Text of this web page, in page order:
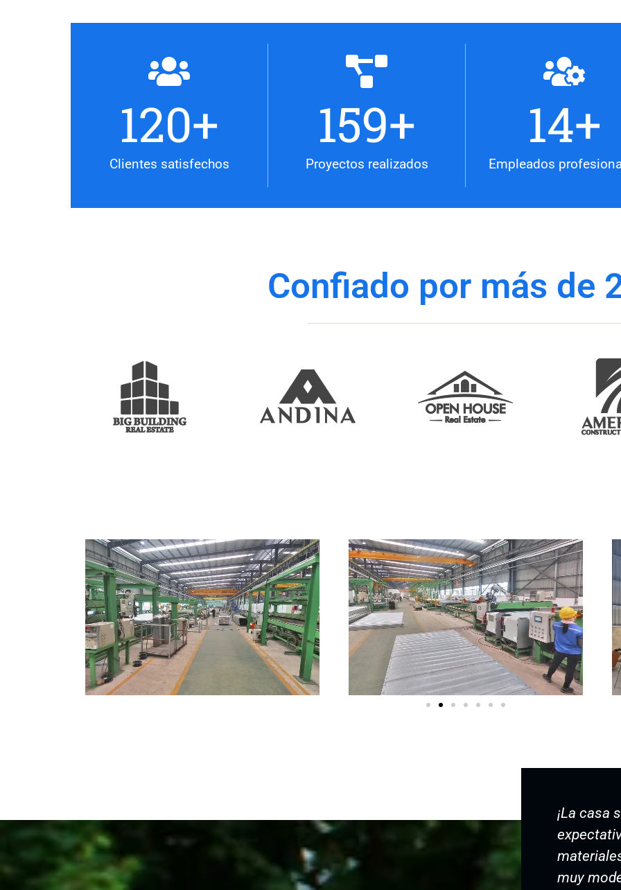
Clientes satisfechos
120+
Proyectos realizados
159+
Empleados
14+
Confiado por más de
primer contacto. El equipo fue amable y
eficiente, y la casa llegó antes del plazo
acordado. Diseño moderno, materiales
expectativas! La estructura es sólida, los
materiales de alta calidad y el diseño
muy moderno. La instalación fue rápida y
Estamos
nueva
La